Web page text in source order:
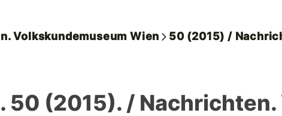
Volkskundemuseum Wien 50 (2015) /
50 (2015). /